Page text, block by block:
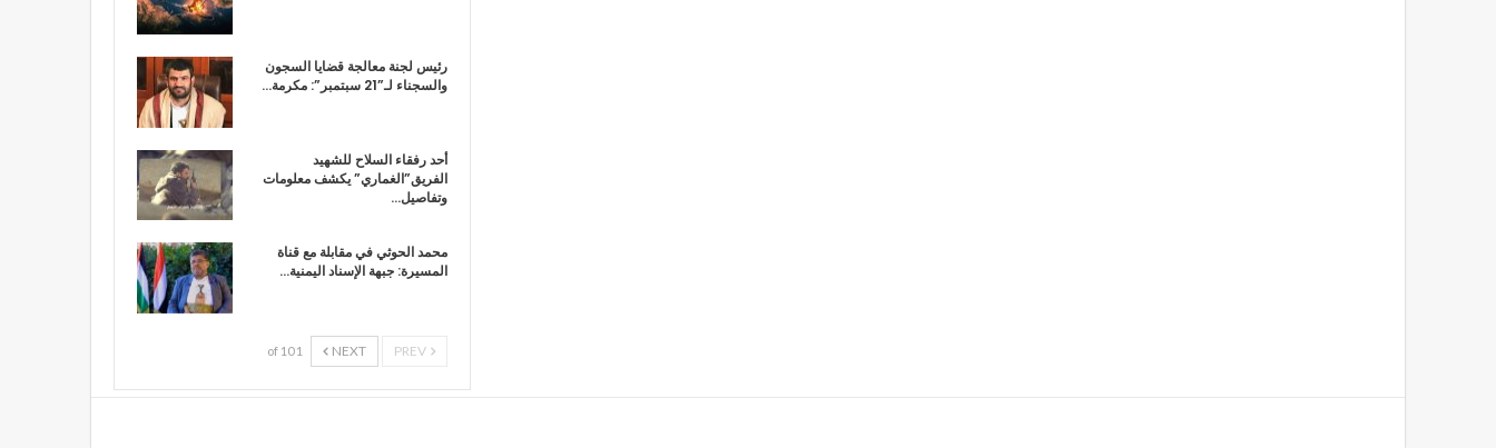
رئيس لجنة معالجة قضايا السجون
والسجناء لـ”21 سبتمبر”: مكرمة…
أحد رفقاء السلاح للشهيد
الفريق”الغماري” يكشف معلومات
وتفاصيل…
محمد الحوثي في مقابلة مع قناة
المسيرة: جبهة الإسناد اليمنية…
NEXT
1 of 10